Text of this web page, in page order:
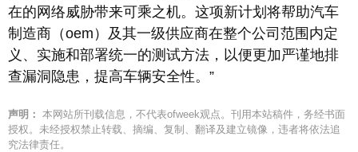
在的网络威胁带来可乘之机。这项新计划将帮助汽车
制造商（oem）及其一级供应商在整个公司范围内定
义、实施和部署统一的测试方法，以便更加严谨地排
查漏洞隐患，提高车辆安全性。”
声明： 本网站所刊载信息，不代表ofweek观点。刊用本站稿件，务经书面
授权。未经授权禁止转载、摘编、复制、翻译及建立镜像，违者将依法追
究法律责任。